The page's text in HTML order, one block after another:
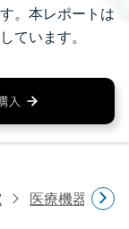
。本レポートは
ています。
医療機器研究